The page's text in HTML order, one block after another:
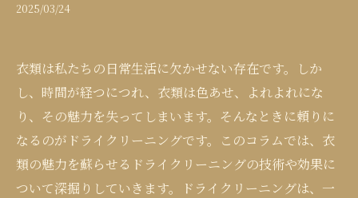
2025/03/24
衣類は私たちの日常生活に欠かせない存在です。しか
し、時間が経つにつれ、衣類は色あせ、よれよれにな
り、その魅力を失ってしまいます。そんなときに頼りに
なるのがドライクリーニングです。このコラムでは、衣
類の魅力を蘇らせるドライクリーニングの技術や効果に
ついて深掘りしていきます。ドライクリーニングは、一